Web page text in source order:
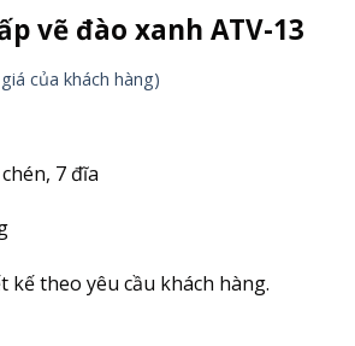
vẽ đào xanh ATV-13
của khách hàng)
7 đĩa
kế theo yêu cầu khách hàng.